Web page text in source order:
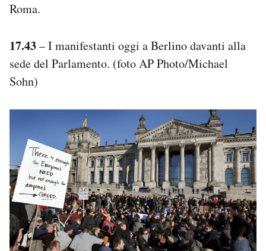
Roma.
17.43– I manifestanti oggi a Berlino davanti alla
sede del Parlamento. (foto AP Photo/Michael
Sohn)